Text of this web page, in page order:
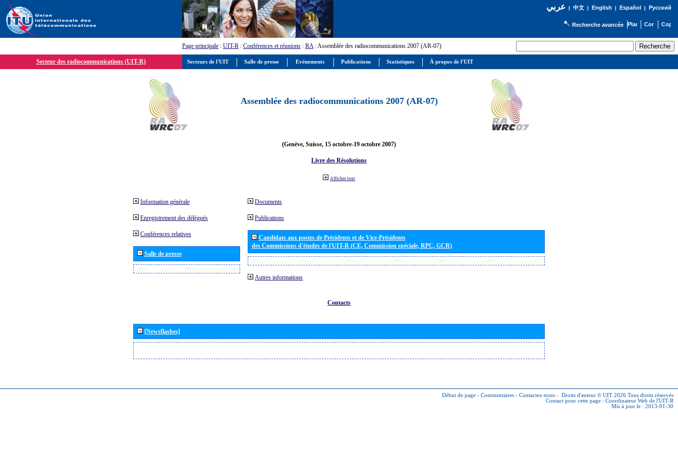
عربي| 中文| English | Español | Русский
Recherche avancée
Page principale : UIT-R : Conférences et réunions : RA: Assemblée des radiocommunications 2007 (AR-07)
Secteur des radiocommunications (UIT-R)
Assemblée des radiocommunications 2007 (AR-07)
(Genève, Suisse, 15 octobre-19 octobre 2007)
Livre des Résolutions
Afficher tout
Information générale
Enregistrement des délégués
Conférences relatives
Salle de presse
Documents
Publications
Candidats aux postes de Présidents et de Vice-Présidents
des Commissions d'études de l'UIT-R (CE, Commission spéciale, RPC, GCR)
Autres informations
Contacts
[Newsflashes]
Début de page - Commentaires - Contactez-nous - Droits d'auteur © UIT 2026 Tous droits réservés
Contact pour cette page : Coordinateur Web de l'UIT-R
Mis à jour le : 2013-01-30
Secteurs de l'UIT Salle de presse Evénements Publications Statistiques À propos de l'UIT